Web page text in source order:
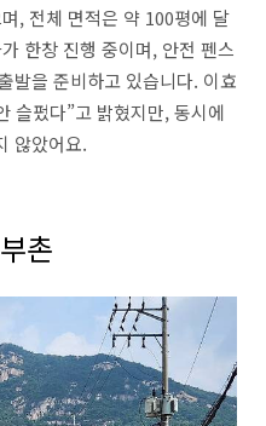
, 전체 면적은 약 100평에 달
한창 진행 중이며, 안전 펜스
발을 준비하고 있습니다. 이효
슬펐다”고 밝혔지만, 동시에
않았어요.
촌